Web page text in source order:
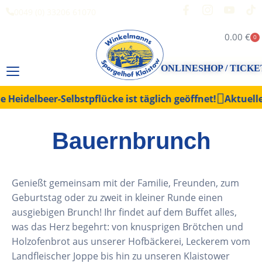
0.00 € 0
ONLINESHOP /
Selbstpflücke ist täglich geöffnet! Aktuelle
Bauernbrunch
Genießt gemeinsam mit der Familie, Freunden, zum
Geburtstag oder zu zweit in kleiner Runde einen
ausgiebigen Brunch! Ihr findet auf dem Buffet alles,
was das Herz begehrt: von knusprigen Brötchen und
Holzofenbrot aus unserer Hofbäckerei, Leckerem vom
Landfleischer Joppe bis hin zu unseren Klaistower